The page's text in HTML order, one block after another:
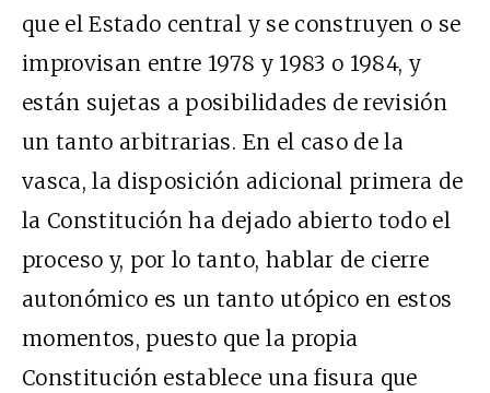
que el Estado central y se construyen o se
improvisan entre 1978 y 1983 o 1984, y
están sujetas a posibilidades de revisión
un tanto arbitrarias. En el caso de la
vasca, la disposición adicional primera de
la Constitución ha dejado abierto todo el
proceso y, por lo tanto, hablar de cierre
autonómico es un tanto utópico en estos
momentos, puesto que la propia
Constitución establece una fisura que